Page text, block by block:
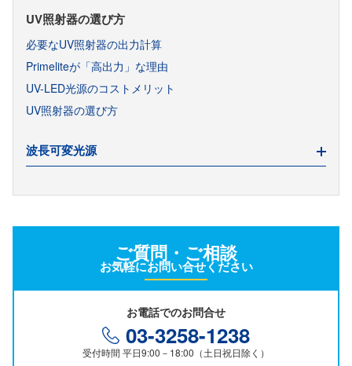
UV照射器の選び方
必要なUV照射器の出力計算
Primeliteが「高出力」な理由
UV-LED光源のコストメリット
UV照射器の選び方
波長可変光源
照明を検討するための光源
波長可変光源の選び方
サーカディアンリズムの考慮
ご質問・ご相談
お気軽にお問い合せください
お電話でのお問合せ
03-3258-1238
受付時間 平日9:00－18:00（土日祝日除く）